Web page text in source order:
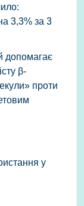
3,3% за 3
допомагає
β-
проти
у